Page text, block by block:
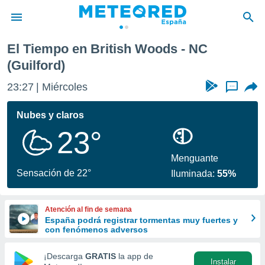
de
para
la
calidad.
a este
forma
digital
El Tiempo en British Woods - NC
(Guilford)
23:27 Miércoles ...
Nubes y claros
23°
Sensación de 22°
Menguante
Iluminada:55%
Atención al fin de semana
España podrá registrar tormentas muy fuertes y
con fenómenos adversos
¡Descarga GRATIS la app de
Instalar